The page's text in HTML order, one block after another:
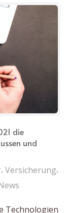
die
und
, Versicherung,
Technologien